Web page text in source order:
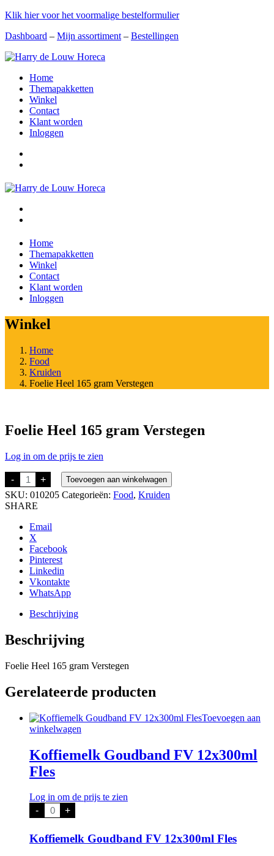
Klik hier voor het voormalige bestelformulier
Dashboard – Mijn assortiment – Bestellingen
Home
Themapakketten
Winkel
Contact
Klant worden
Inloggen
Home
Themapakketten
Winkel
Contact
Klant worden
Inloggen
Winkel
Home
Food
Kruiden
Foelie Heel 165 gram Verstegen
Foelie Heel 165 gram Verstegen
Log in om de prijs te zien
- Foelie
Heel
165
gram
aantal
+ Toevoegen aan winkelwagen
SKU: 010205 Categorieën: Food, Kruiden
SHARE
Email
X
Facebook
Pinterest
Linkedin
Vkontakte
WhatsApp
Beschrijving
Beschrijving
Foelie Heel 165 gram Verstegen
Gerelateerde producten
Toevoegen aan
winkelwagen
Koffiemelk Goudband FV 12x300ml
Fles
Log in om de prijs te zien
- Koffiemelk
Goudband
12x300ml
Fles
+
Koffiemelk Goudband FV 12x300ml Fles